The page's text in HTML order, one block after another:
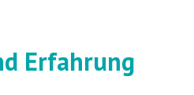
Erfahrung